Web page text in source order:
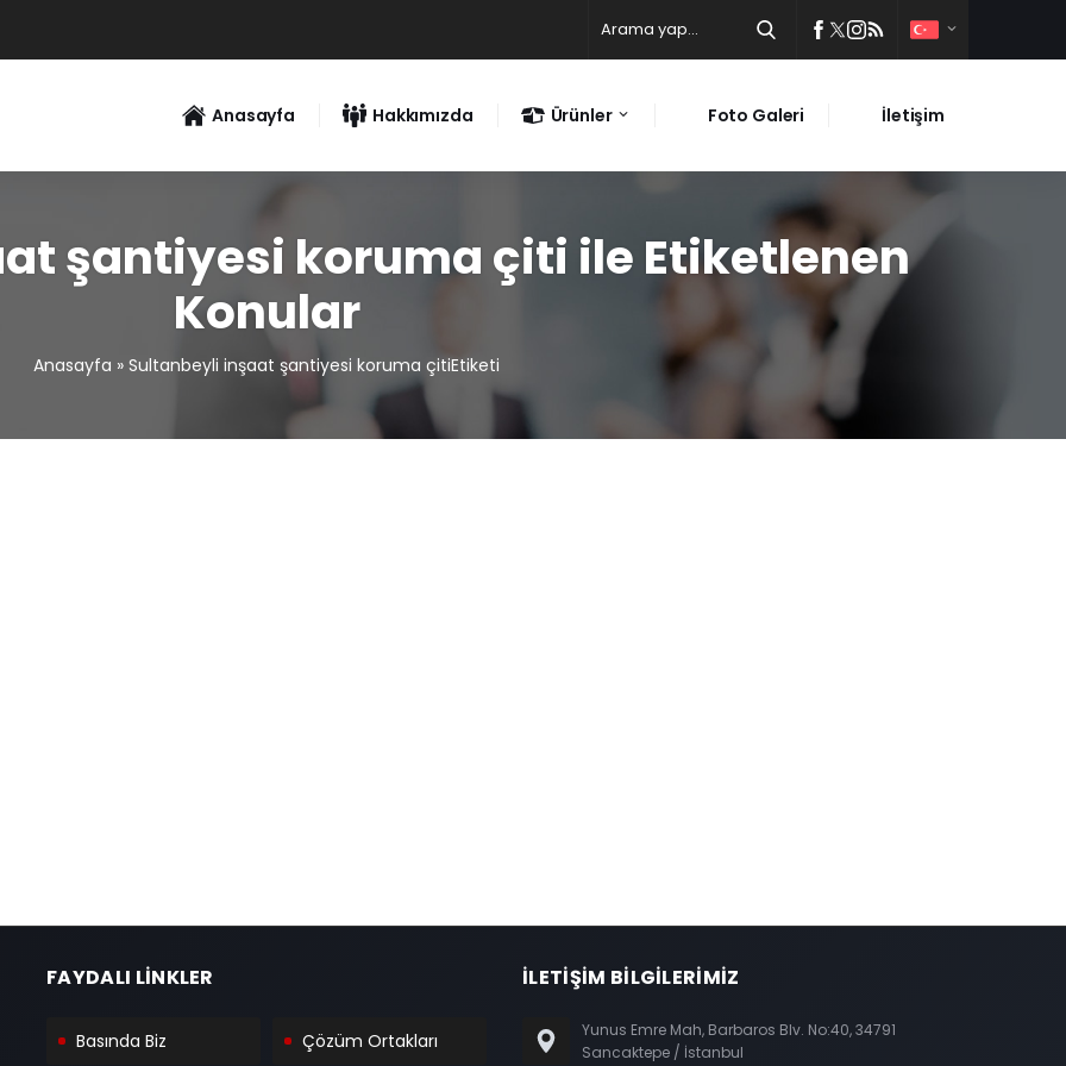
Anasayfa Hakkımızda Ürünler Foto Galeri İletişim
şantiyesi koruma çiti ile Etiketlenen
Konular
Anasayfa » Sultanbeyli inşaat şantiyesi koruma çitiEtiketi
FAYDALI LİNKLER
Basında Biz Çözüm Ortakları
İLETİŞİM BİLGİLERİMİZ
Yunus Emre Mah, Barbaros Blv. No:40, 34791
Sancaktepe / İstanbul